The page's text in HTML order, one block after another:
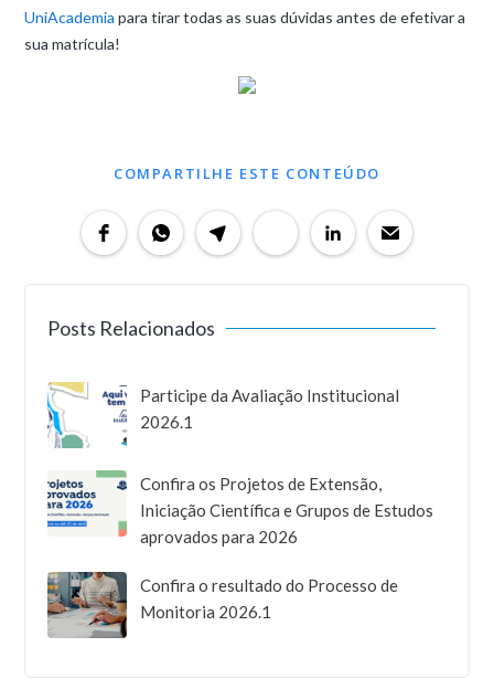
UniAcademia para tirar todas as suas dúvidas antes de efetivar a
sua matrícula!
COMPARTILHE ESTE CONTEÚDO
Posts Relacionados
Participe da Avaliação Institucional
2026.1
Confira os Projetos de Extensão,
Iniciação Científica e Grupos de Estudos
aprovados para 2026
Confira o resultado do Processo de
Monitoria 2026.1